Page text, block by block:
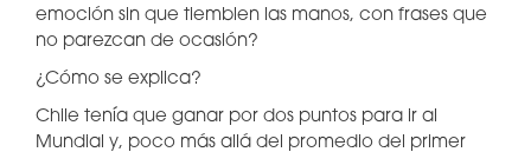
emoción sin que tiemblen las manos, con frases que
no parezcan de ocasión?
¿Cómo se explica?
Chile tenía que ganar por dos puntos para ir al
Mundial y, poco más allá del promedio del primer